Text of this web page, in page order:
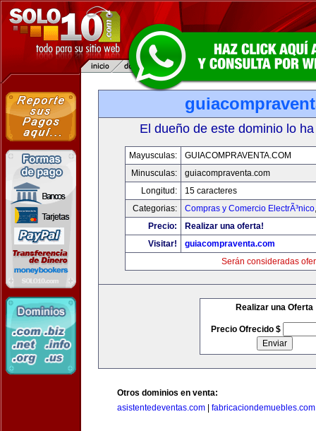
El dueño de este dominio lo
Mayusculas:
GUIACOMPRAVENTA.COM
Minusculas:
guiacompraventa.com
Longitud:
15 caracteres
Categorias:
Compras y Comercio ElectrÃ³nico
Precio:
Realizar una oferta!
Visitar!
guiacompraventa.com
Serán consideradas
Realizar una Oferta
Precio Ofrecido $
Otros dominios en venta:
asistentedeventas.com
fabricaciondemuebles.com